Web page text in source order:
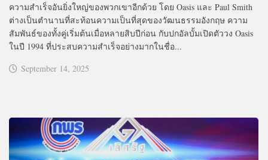
ความสำเร็จอันยิ่งใหญ่ของพวกเขาอีกด้วย โดย Oasis และ Paul Smith
ต่างเป็นตำนานที่สะท้อนความเป็นที่สุดของวัฒนธรรมอังกฤษ ความ
สัมพันธ์ของทั้งคู่เริ่มต้นเมื่อหลายสิบปีก่อน กับปกอัลบั้มเปิดตัววง Oasis
ในปี 1994 ที่ประสบความสำเร็จอย่างมากในชื่อ...
September 14, 2025